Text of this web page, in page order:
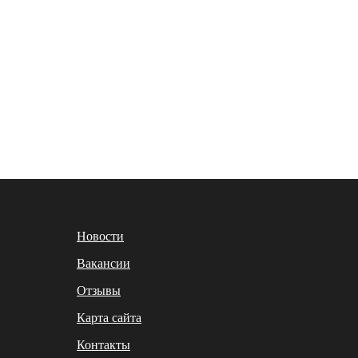
Новости
Вакансии
Отзывы
Карта сайта
Контакты